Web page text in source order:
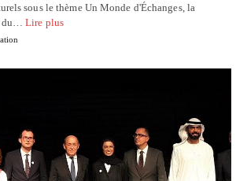
sous le thème Un Monde d'Échanges, la
du…Lire plus